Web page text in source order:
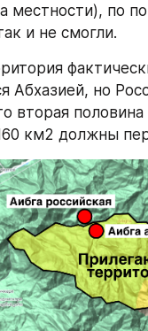
местности), по
и не смогли.
Абхазией, но
вторая
км2 должны